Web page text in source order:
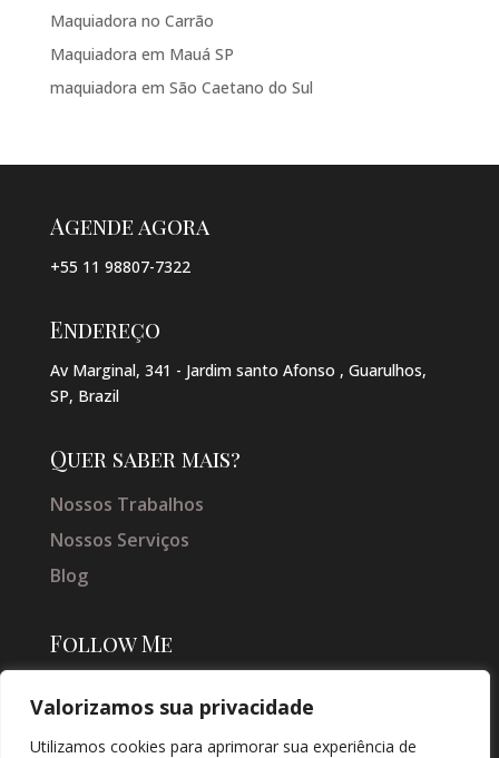
Valorizamos sua privacidade
Utilizamos cookies para aprimorar sua experiência de
Maquiadora no Carrão
Maquiadora em Mauá SP
maquiadora em São Caetano do Sul
Agende agora
+55 11 98807-7322
Endereço
Av Marginal, 341 - Jardim santo Afonso , Guarulhos,
SP, Brazil
Quer saber mais?
Nossos Trabalhos
Nossos Serviços
Blog
Follow Me